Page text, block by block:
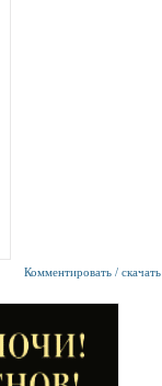
Комментировать / скачать